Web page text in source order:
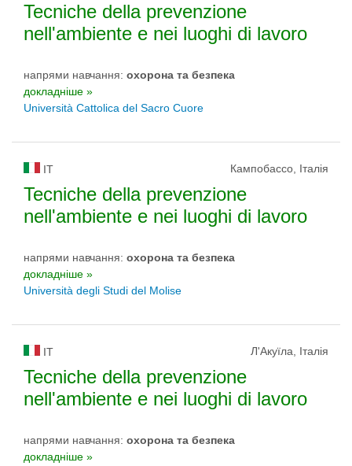
Tecniche della prevenzione
nell'ambiente e nei luoghi di lavoro
напрями навчання: охорона та безпека
докладніше »
Università Cattolica del Sacro Cuore
IT Кампобассо, Італія
Tecniche della prevenzione
nell'ambiente e nei luoghi di lavoro
напрями навчання: охорона та безпека
докладніше »
Università degli Studi del Molise
IT Л'Акуїла, Італія
Tecniche della prevenzione
nell'ambiente e nei luoghi di lavoro
напрями навчання: охорона та безпека
докладніше »